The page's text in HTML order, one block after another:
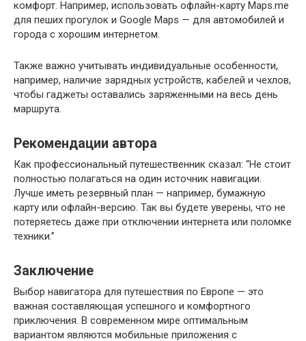
комфорт. Например, использовать офлайн-карту Maps.me
для пеших прогулок и Google Maps — для автомобилей и
города с хорошим интернетом.
Также важно учитывать индивидуальные особенности,
например, наличие зарядных устройств, кабелей и чехлов,
чтобы гаджеты оставались заряженными на весь день
маршрута.
Рекомендации автора
Как профессиональный путешественник сказал: “Не стоит
полностью полагаться на один источник навигации.
Лучше иметь резервный план — например, бумажную
карту или офлайн-версию. Так вы будете уверены, что не
потеряетесь даже при отключении интернета или поломке
техники.”
Заключение
Выбор навигатора для путешествия по Европе — это
важная составляющая успешного и комфортного
приключения. В современном мире оптимальным
вариантом являются мобильные приложения с